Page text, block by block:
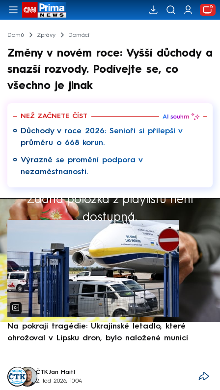
Domů Zprávy Domácí
Změny v novém roce: Vyšší důchody a
snazší rozvody. Podívejte se, co
všechno je jinak
NEŽ ZAČNETE ČÍST
Důchody v roce 2026: Senioři si přilepší v
průměru o 668 korun.
Výrazně se promění podpora v
nezaměstnanosti.
Žádná položka z playlistu není
dostupná.
Výběr redakce
Na pokraji tragédie: Ukrajinské letadlo, které
ohrožoval v Lipsku dron, bylo naložené municí
ČTK, Jan Haitl
2. led 2026, 10:04